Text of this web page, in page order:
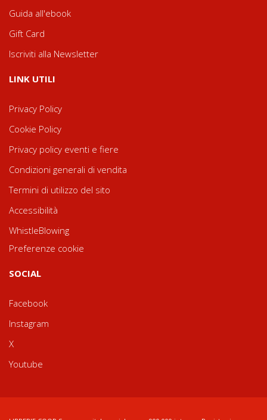
Guida all'ebook
Gift Card
Iscriviti alla Newsletter
LINK UTILI
Privacy Policy
Cookie Policy
Privacy policy eventi e fiere
Condizioni generali di vendita
Termini di utilizzo del sito
Accessibilità
WhistleBlowing
Preferenze cookie
SOCIAL
Facebook
Instagram
X
Youtube